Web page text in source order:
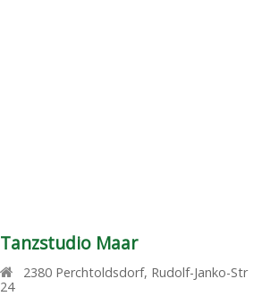
Tanzstudio Maar
2380 Perchtoldsdorf, Rudolf-Janko-Str
24